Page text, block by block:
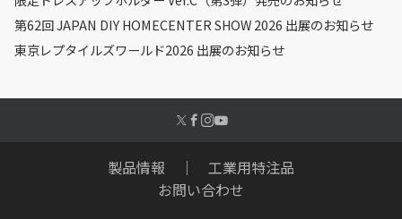
第62回 JAPAN DIY HOMECENTER SHOW 2026 出展のお知らせ
東京レプタイルズワールド2026 出展のお知らせ
製品情報 ｜ 工業用特注品
お問い合わせ